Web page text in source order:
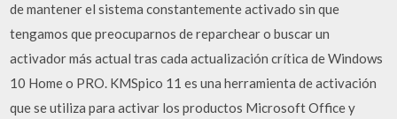
de mantener el sistema constantemente activado sin que
tengamos que preocuparnos de reparchear o buscar un
activador más actual tras cada actualización crítica de Windows
10 Home o PRO. KMSpico 11 es una herramienta de activación
que se utiliza para activar los productos Microsoft Office y